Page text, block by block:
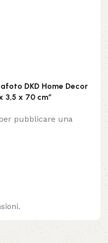
DKD Home Decor
3,5 x 70 cm”
pubblicare una